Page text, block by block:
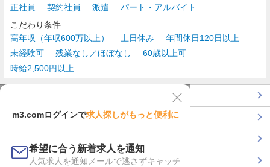
正社員
契約社員 派遣
パート・アルバイト
こだわり条件
高年収（年収600万以上）
土日休み
年間休日120日以上
未経験可
残業なし／ほぼなし
60歳以上可
時給2,500円以上
m3.comログインで求人探しがもっと便利に
希望に合う新着求人を通知
人気求人を通知メールで逃さずキャッチ
最近チェックした求人一覧
コンサルタントに転職相談